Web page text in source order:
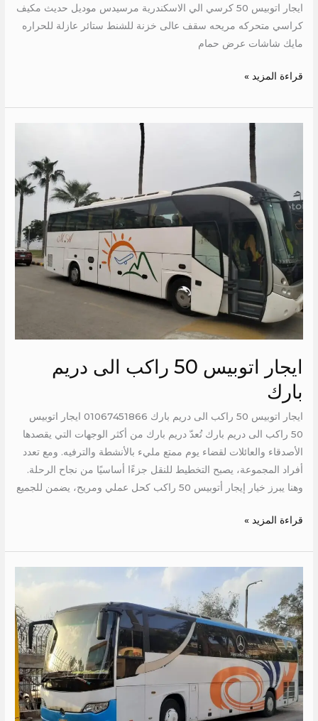
ايجار اتوبيس 50 كرسي الي الاسكندرية مرسيدس موديل حديث مكيف
كراسي متحركه مريحه سقف عالى خزنة للشنط ستائر عازلة للحراره
مايك شاشات عرض حمام
قراءة المزيد »
ايجار اتوبيس 50 راكب الى دريم
بارك
ايجار اتوبيس 50 راكب الى دريم بارك 01067451866 ايجار اتوبيس
50 راكب الى دريم بارك تُعدّ دريم بارك من أكثر الوجهات التي يقصدها
الأصدقاء والعائلات لقضاء يوم ممتع مليء بالأنشطة والترفيه. ومع تعدد
أفراد المجموعة، يصبح التخطيط للنقل جزءًا أساسيًا من نجاح الرحلة.
وهنا يبرز خيار إيجار أتوبيس 50 راكب كحل عملي ومريح، يضمن للجميع
الى
دريم
بارك
قراءة المزيد »
اتوبيس
50
كرسي
الي
شرم